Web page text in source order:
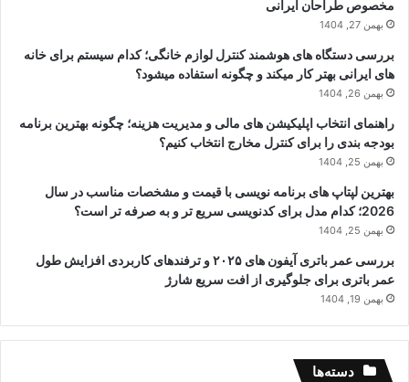
مخصوص طراحان ایرانی
بهمن 27, 1404
بررسی دستگاه های هوشمند کنترل لوازم خانگی؛ کدام سیستم برای خانه
های ایرانی بهتر کار میکند و چگونه استفاده میشود؟
بهمن 26, 1404
راهنمای انتخاب اپلیکیشن های مالی و مدیریت هزینه؛ چگونه بهترین برنامه
بودجه بندی را برای کنترل مخارج انتخاب کنیم؟
بهمن 25, 1404
بهترین لپتاپ های برنامه نویسی با قیمت و مشخصات مناسب در سال
2026؛ کدام مدل برای کدنویسی سریع تر و به صرفه تر است؟
بهمن 25, 1404
بررسی عمر باتری آیفون های ۲۰۲۵ و ترفندهای کاربردی افزایش طول
عمر باتری برای جلوگیری از افت سریع شارژ
بهمن 19, 1404
دسته‌ها